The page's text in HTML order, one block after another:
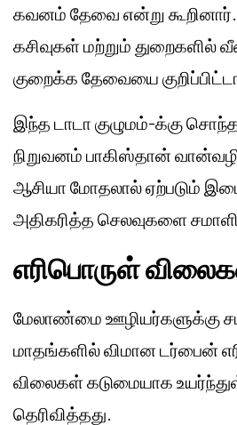
கவனம் தேவை என்று
கசிவுகள் மற்றும் துறைகளில்
குறைக்க தேவையை
இந்த டாடா குழுமம்-க்கு
நிறுவனம் பாகிஸ்தான்
ஆசியா மோதலால் ஏற்படும்
அதிகரித்த செலவுகளை
எரிபொருள்
மேலாண்மை ஊழியர்களுக்கு
மாதங்களில் விமான டர்பைன்
விலைகள் கடுமையாக
தெரிவித்தது.